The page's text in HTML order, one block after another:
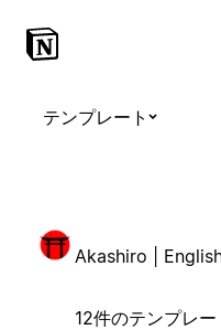
テンプレート
Akashiro |
12件のテンプレー